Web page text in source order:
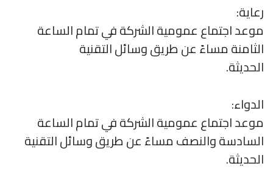
رعاية:
موعد اجتماع عمومية الشركة في تمام الساعة
الثامنة مساءً عن طريق وسائل التقنية
الحديثة.
الدواء:
موعد اجتماع عمومية الشركة في تمام الساعة
السادسة والنصف مساءً عن طريق وسائل التقنية
الحديثة.